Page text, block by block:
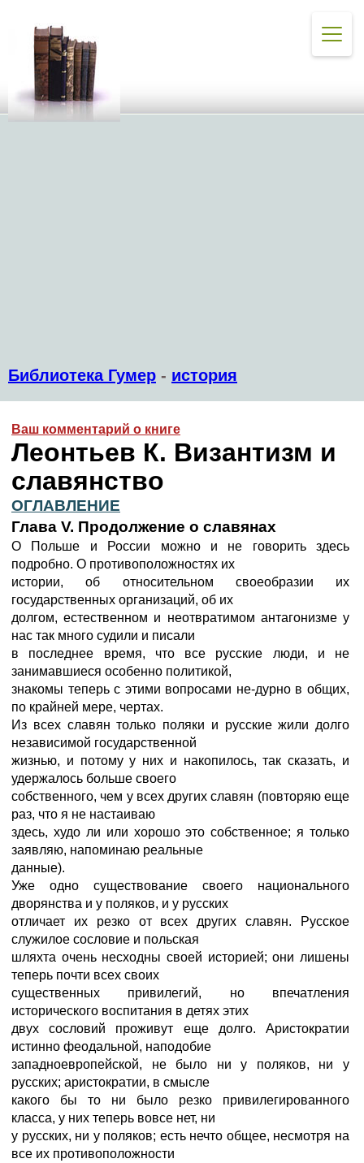
Библиотека Гумер - история
Ваш комментарий о книге
Леонтьев К. Византизм и
славянство
ОГЛАВЛЕНИЕ
Глава V. Продолжение о славянах
О Польше и России можно и не говорить здесь
подробно. О противоположностях их
истории, об относительном своеобразии их
государственных организаций, об их
долгом, естественном и неотвратимом антагонизме у
нас так много судили и писали
в последнее время, что все русские люди, и не
занимавшиеся особенно политикой,
знакомы теперь с этими вопросами не-дурно в общих,
по крайней мере, чертах.
Из всех славян только поляки и русские жили долго
независимой государственной
жизнью, и потому у них и накопилось, так сказать, и
удержалось больше своего
собственного, чем у всех других славян (повторяю еще
раз, что я не настаиваю
здесь, худо ли или хорошо это собственное; я только
заявляю, напоминаю реальные
данные).
Уже одно существование своего национального
дворянства и у поляков, и у русских
отличает их резко от всех других славян. Русское
служилое сословие и польская
шляхта очень несходны своей историей; они лишены
теперь почти всех своих
существенных привилегий, но впечатления
исторического воспитания в детях этих
двух сословий проживут еще долго. Аристократии
истинно феодальной, наподобие
западноевропейской, не было ни у поляков, ни у
русских; аристократии, в смысле
какого бы то ни было резко привилегированного
класса, у них теперь вовсе нет, ни
у русских, ни у поляков; есть нечто общее, несмотря на
все их противоположности